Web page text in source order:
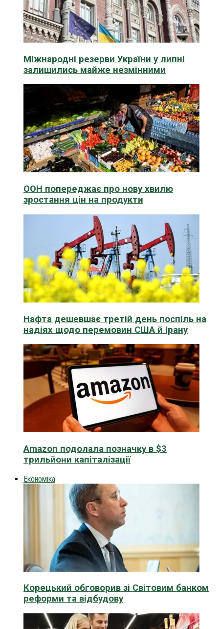
Міжнародні резерви України у липні
залишились майже незмінними
ООН попереджає про нову хвилю
зростання цін на продукти
Нафта дешевшає третій день поспіль на
надіях щодо перемовин США й Ірану
Amazon подолала позначку в $3
трильйони капіталізації
Економіка
Корецький обговорив зі Світовим банком
реформи та відбудову